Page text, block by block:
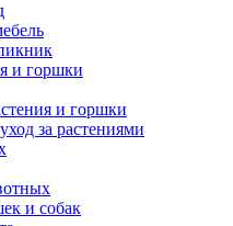
и горшки
и горшки
за растениями
и собак